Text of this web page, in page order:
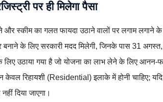
पर ही मिलेगा पैसा
और स्कीम का गलत फायदा उठाने वालों पर लगाम लगाने
के लिए सरकारी मदद मिलेगी, जिनके पास 31
लिए उठाया गया है जो योजना का लाभ लेने के लिए
रिहायशी (Residential) इलाके में होनी चाहिए; यदि
दिया जाएगा।